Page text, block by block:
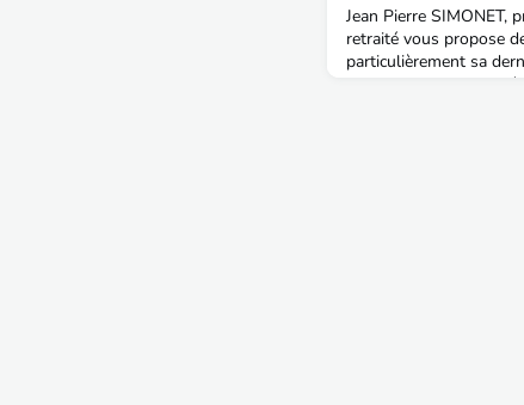
Jean Pierre SIMONET,
retraité vous propose
particulièrement sa
vitae ».« Je vous invite